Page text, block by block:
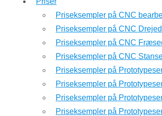
Priseksempler på CNC
Priseksempler på CNC
Priseksempler på CNC
Priseksempler på CNC
Priseksempler på
Priseksempler på
Priseksempler på
Priseksempler på